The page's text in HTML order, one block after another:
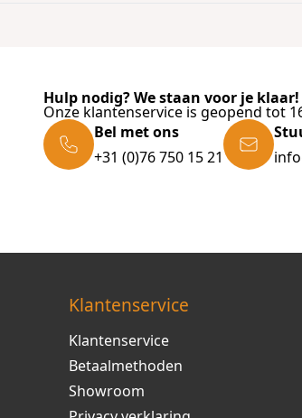
Hulp nodig? We staan voor je klaar!
Onze klantenservice is geopend tot
Bel met ons
+31 (0)76 750 15 21
Klantenservice
Klantenservice
Betaalmethoden
Showroom